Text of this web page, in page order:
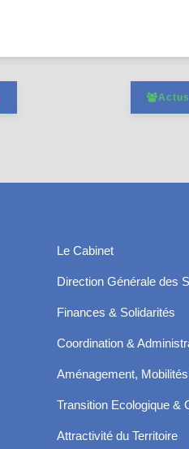
Le Cabinet
Direction Générale des
Finances & Solidarités
Coordination &
Aménagement,
Transition Ecologique &
Attractivité du Territoire